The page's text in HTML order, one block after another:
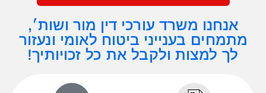
אנחנו משרד עורכי דין מור ושות׳,
מתמחים בענייני ביטוח לאומי ונעזור
לך למצות ולקבל את כל זכויותיך!